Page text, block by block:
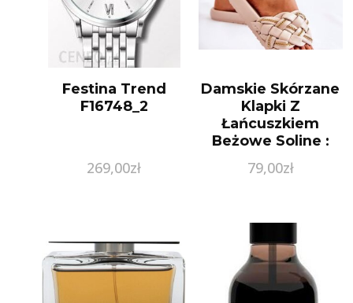
Festina Trend
F16748_2
269,00zł
Damskie Skórzane
Klapki Z
Łańcuszkiem
Beżowe Soline :
Rozmiar – 38
79,00zł